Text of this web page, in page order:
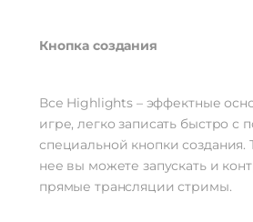
Кнопка создания
Все Highlights – эффектные
игре, легко записать быстро с
специальной кнопки
нее вы можете запускать и
прямые трансляции стримы.